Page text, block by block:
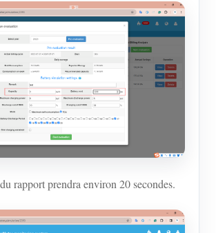
rapport prendra environ 20 secondes.